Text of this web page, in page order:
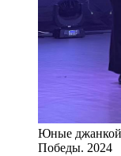
Юные
Победы. 2024